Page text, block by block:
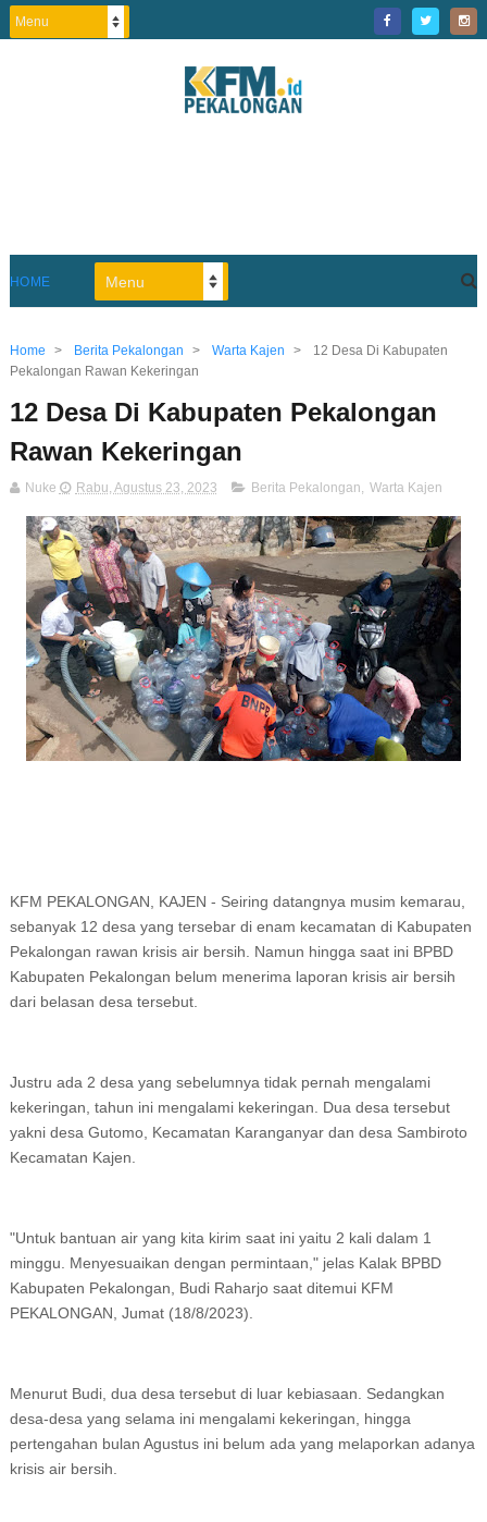
HOME
Home > Berita Pekalongan > Warta Kajen >
12 Desa Di Kabupaten
Pekalongan Rawan Kekeringan
12 Desa Di Kabupaten Pekalongan
Rawan Kekeringan
Nuke Rabu, Agustus 23, 2023 Berita Pekalongan, Warta Kajen
KFM PEKALONGAN, KAJEN - Seiring datangnya musim kemarau,
sebanyak 12 desa yang tersebar di enam kecamatan di Kabupaten
Pekalongan rawan krisis air bersih. Namun hingga saat ini BPBD
Kabupaten Pekalongan belum menerima laporan krisis air bersih
dari belasan desa tersebut.
Justru ada 2 desa yang sebelumnya tidak pernah mengalami
kekeringan, tahun ini mengalami kekeringan. Dua desa tersebut
yakni desa Gutomo, Kecamatan Karanganyar dan desa Sambiroto
Kecamatan Kajen.
"Untuk bantuan air yang kita kirim saat ini yaitu 2 kali dalam 1
minggu. Menyesuaikan dengan permintaan," jelas Kalak BPBD
Kabupaten Pekalongan, Budi Raharjo saat ditemui KFM
PEKALONGAN, Jumat (18/8/2023).
Menurut Budi, dua desa tersebut di luar kebiasaan. Sedangkan
desa-desa yang selama ini mengalami kekeringan, hingga
pertengahan bulan Agustus ini belum ada yang melaporkan adanya
krisis air bersih.